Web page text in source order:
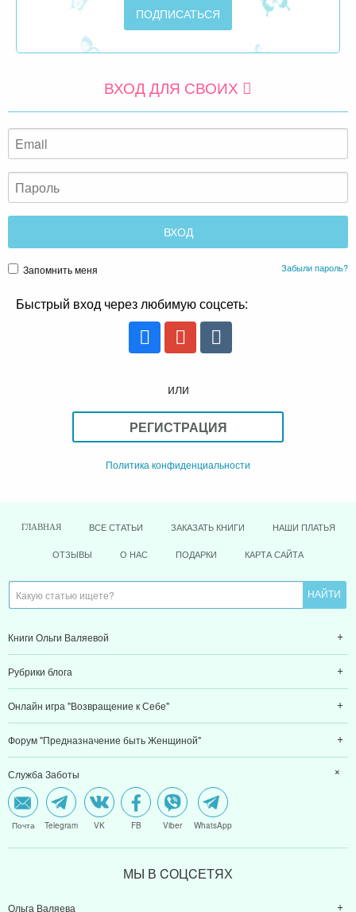
ВХОД ДЛЯ СВОИХ
Запомнить меня Забыли пароль?
Быстрый вход через любимую соцсеть:
или
РЕГИСТРАЦИЯ
Политика конфиденциальности
ГЛАВНАЯ ВСЕ СТАТЬИ ЗАКАЗАТЬ КНИГИ НАШИ ПЛАТЬЯ
ОТЗЫВЫ О НАС ПОДАРКИ КАРТА САЙТА
Книги Ольги Валяевой
Рубрики блога
Онлайн игра "Возвращение к Себе"
Форум "Предназначение быть Женщиной"
Служба Заботы
Почта Telegram VK FB Viber WhatsApp
МЫ В CОЦCЕТЯХ
Ольга Валяева